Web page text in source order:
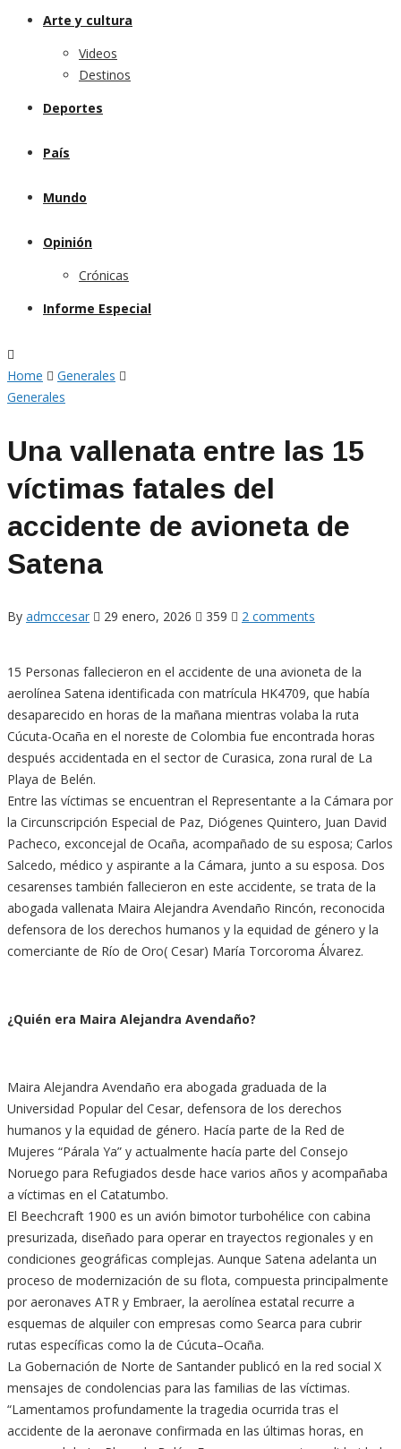
Arte y cultura
Videos
Destinos
Deportes
País
Mundo
Opinión
Crónicas
Informe Especial
Home
Generales
Generales
Una vallenata entre las 15
víctimas fatales del
accidente de avioneta de
Satena
By admccesar 29 enero, 2026 359 2 comments
15 Personas fallecieron en el accidente de una avioneta de la
aerolínea Satena identificada con matrícula HK4709, que había
desaparecido en horas de la mañana mientras volaba la ruta
Cúcuta-Ocaña en el noreste de Colombia fue encontrada horas
después accidentada en el sector de Curasica, zona rural de La
Playa de Belén.
Entre las víctimas se encuentran el Representante a la Cámara por
la Circunscripción Especial de Paz, Diógenes Quintero, Juan David
Pacheco, exconcejal de Ocaña, acompañado de su esposa; Carlos
Salcedo, médico y aspirante a la Cámara, junto a su esposa. Dos
cesarenses también fallecieron en este accidente, se trata de la
abogada vallenata Maira Alejandra Avendaño Rincón, reconocida
defensora de los derechos humanos y la equidad de género y la
comerciante de Río de Oro( Cesar) María Torcoroma Álvarez.
¿Quién era Maira Alejandra Avendaño?
Maira Alejandra Avendaño era abogada graduada de la
Universidad Popular del Cesar, defensora de los derechos
humanos y la equidad de género. Hacía parte de la Red de
Mujeres “Párala Ya” y actualmente hacía parte del Consejo
Noruego para Refugiados desde hace varios años y acompañaba
a víctimas en el Catatumbo.
El Beechcraft 1900 es un avión bimotor turbohélice con cabina
presurizada, diseñado para operar en trayectos regionales y en
condiciones geográficas complejas. Aunque Satena adelanta un
proceso de modernización de su flota, compuesta principalmente
por aeronaves ATR y Embraer, la aerolínea estatal recurre a
esquemas de alquiler con empresas como Searca para cubrir
rutas específicas como la de Cúcuta–Ocaña.
La Gobernación de Norte de Santander publicó en la red social X
mensajes de condolencias para las familias de las víctimas.
“Lamentamos profundamente la tragedia ocurrida tras el
accidente de la aeronave confirmada en las últimas horas, en